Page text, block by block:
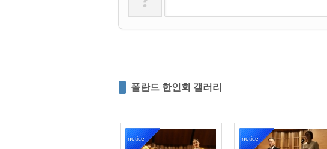
폴란드 한인회 갤러리
notice notice